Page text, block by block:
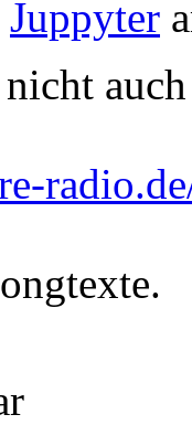
Juppyter